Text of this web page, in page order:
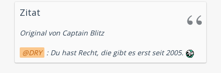
Zitat
Original von Captain Blitz
DRY : Du hast Recht, die gibt es erst seit 2005.